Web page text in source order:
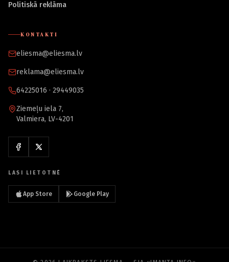
Politiskā reklāma
KONTAKTI
eliesma@eliesma.lv
reklama@eliesma.lv
64225016 · 29449035
Ziemeļu iela 7,
Valmiera, LV-4201
LASI LIETOTNĒ
App Store Google Play